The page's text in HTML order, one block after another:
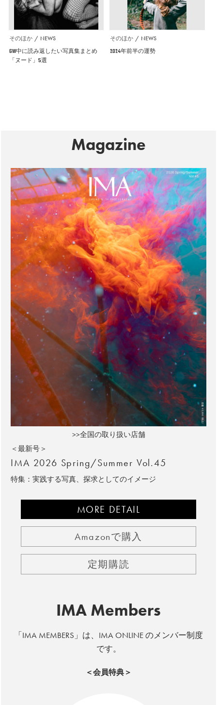
そのほか NEWS
GW中に読み返したい写真集まとめ
「ヌード」5選
そのほか NEWS
2024年前半の運勢
Magazine
>>全国の取り扱い店舗
＜最新号＞
IMA 2026 Spring/Summer Vol.45
特集：実践する写真、探求としてのイメージ
MORE DETAIL
Amazonで購入
定期購読
IMA Members
「IMA MEMBERS」は、IMA ONLINE のメンバー制度
です。
＜会員特典＞